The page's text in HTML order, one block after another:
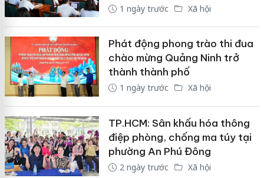
1 ngày trước Xã hội
Phát động phong trào thi đua
chào mừng Quảng Ninh trở
thành thành phố
1 ngày trước Xã hội
TP.HCM: Sân khấu hóa thông
điệp phòng, chống ma túy tại
phường An Phú Đông
2 ngày trước Xã hội